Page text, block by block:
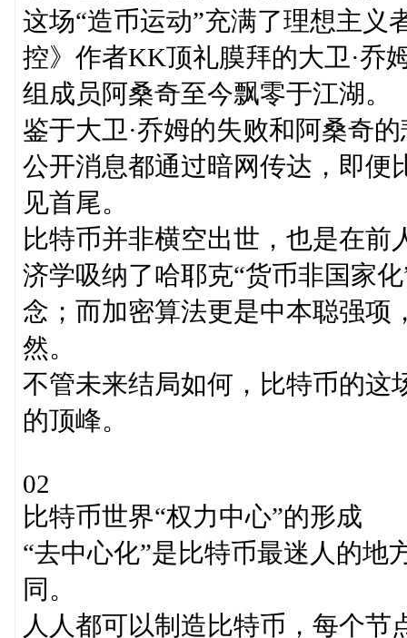
这场“造币运动”充满了理想主义
控》作者KK顶礼膜拜的大卫·乔
组成员阿桑奇至今飘零于江湖。
鉴于大卫·乔姆的失败和阿桑奇
公开消息都通过暗网传达，即便
见首尾。
比特币并非横空出世，也是在
济学吸纳了哈耶克“货币非国家
念；而加密算法更是中本聪强项
然。
不管未来结局如何，比特币的这
的顶峰。
02
比特币世界“权力中心”的形成
“去中心化”是比特币最迷人的地
同。
人人都可以制造比特币，每个节